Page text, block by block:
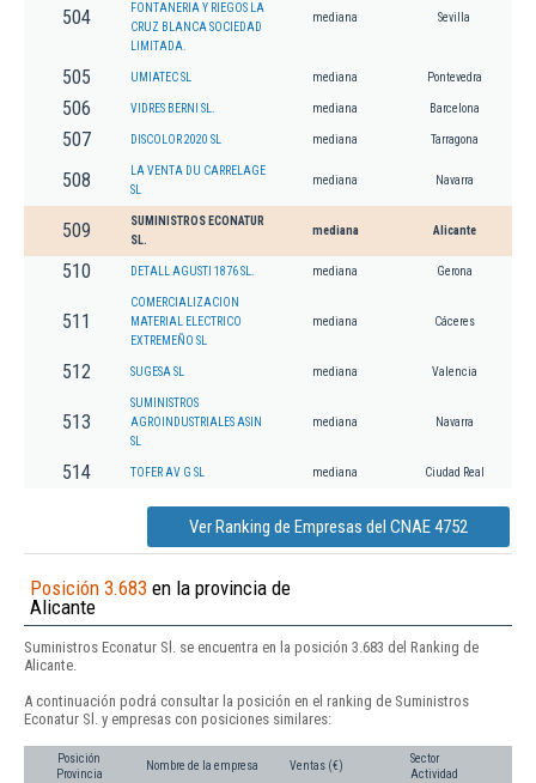
504
FONTANERIA Y RIEGOS LA
CRUZ BLANCA SOCIEDAD
LIMITADA.
mediana Sevilla
505 UMIATEC SL mediana Pontevedra
506 VIDRES BERNI SL. mediana Barcelona
507 DISCOLOR 2020 SL mediana Tarragona
508
LA VENTA DU CARRELAGE
SL
mediana Navarra
509
SUMINISTROS ECONATUR
SL.
mediana Alicante
510 DETALL AGUSTI 1876 SL. mediana Gerona
511
COMERCIALIZACION
MATERIAL ELECTRICO
EXTREMEÑO SL
mediana Cáceres
512 SUGESA SL mediana Valencia
513
SUMINISTROS
AGROINDUSTRIALES ASIN
SL
mediana Navarra
514 TOFER AV G SL mediana Ciudad Real
Ver Ranking de Empresas del CNAE 4752
Posición 3.683 en la provincia de
Alicante
Suministros Econatur Sl. se encuentra en la posición 3.683 del Ranking de
Alicante.
A continuación podrá consultar la posición en el ranking de Suministros
Econatur Sl. y empresas con posiciones similares:
Posición
Provincia
Nombre de la empresa Ventas (€)
Sector
Actividad